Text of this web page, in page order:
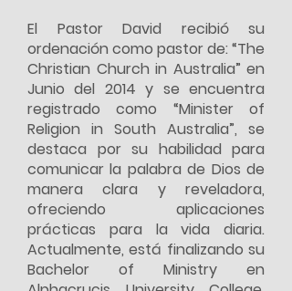
El Pastor David recibió su
ordenación como pastor de: “The
Christian Church in Australia” en
Junio del 2014 y se encuentra
registrado como “Minister of
Religion in South Australia”, se
destaca por su habilidad para
comunicar la palabra de Dios de
manera clara y reveladora,
ofreciendo aplicaciones
prácticas para la vida diaria.
Actualmente, está finalizando su
Bachelor of Ministry en